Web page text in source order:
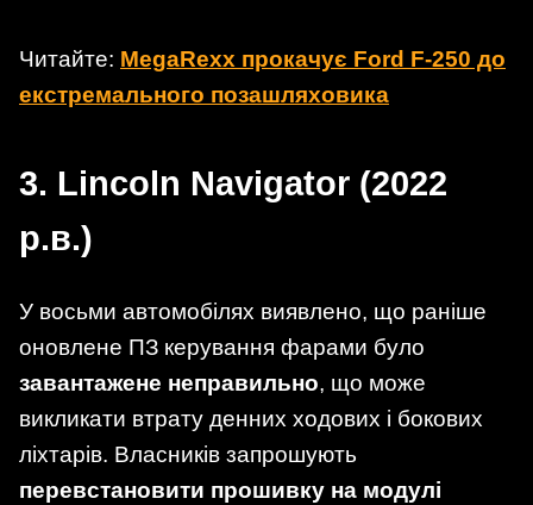
Читайте: MegaRexx прокачує Ford F-250 до
екстремального позашляховика
3. Lincoln Navigator (2022
р.в.)
У восьми автомобілях виявлено, що раніше
оновлене ПЗ керування фарами було
завантажене неправильно, що може
викликати втрату денних ходових і бокових
ліхтарів. Власників запрошують
перевстановити прошивку на модулі